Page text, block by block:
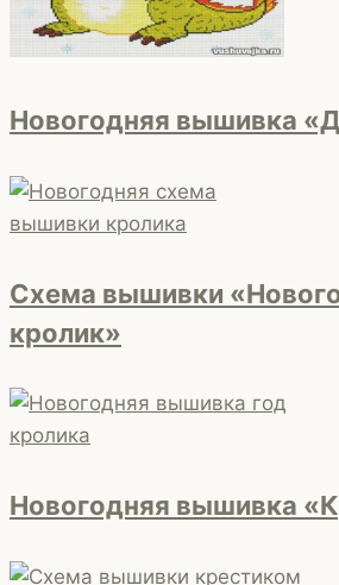
Новогодняя вышивка
Схема вышивки
кролик»
Новогодняя вышивка